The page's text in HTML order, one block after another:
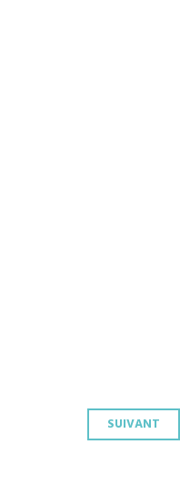
SUIVANT